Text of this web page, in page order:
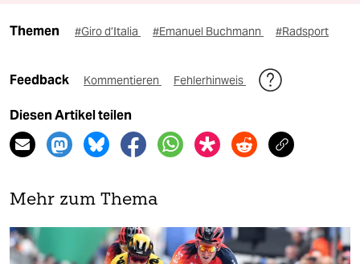
Themen #Giro d’Italia #Emanuel Buchmann #Radsport
Feedback Kommentieren Fehlerhinweis
Diesen Artikel teilen
Mehr zum Thema